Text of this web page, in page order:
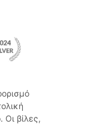
Οι βίλες,